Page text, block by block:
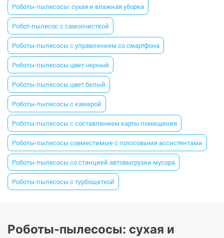
Роботы-пылесосы: сухая и влажная уборка
Робот-пылесос с самоочисткой
Роботы-пылесосы с управлением со смартфона
Роботы-пылесосы цвет черный
Роботы-пылесосы цвет белый
Роботы-пылесосы с камерой
Роботы-пылесосы с составлением карты помещения
Роботы-пылесосы совместимые с голосовыми ассистентами
Роботы-пылесосы со станцией автовыгрузки мусора
Роботы-пылесосы с турбощеткой
Роботы-пылесосы: сухая и